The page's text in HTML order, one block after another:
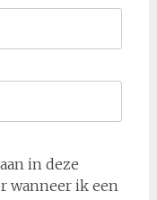
in deze
wanneer ik een